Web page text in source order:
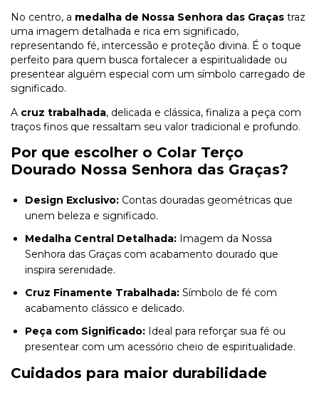
No centro, a medalha de Nossa Senhora das Graças traz
uma imagem detalhada e rica em significado,
representando fé, intercessão e proteção divina. É o toque
perfeito para quem busca fortalecer a espiritualidade ou
presentear alguém especial com um símbolo carregado de
significado.
A cruz trabalhada, delicada e clássica, finaliza a peça com
traços finos que ressaltam seu valor tradicional e profundo.
Por que escolher o Colar Terço
Dourado Nossa Senhora das Graças?
Design Exclusivo: Contas douradas geométricas que
unem beleza e significado.
Medalha Central Detalhada: Imagem da Nossa
Senhora das Graças com acabamento dourado que
inspira serenidade.
Cruz Finamente Trabalhada: Símbolo de fé com
acabamento clássico e delicado.
Peça com Significado: Ideal para reforçar sua fé ou
presentear com um acessório cheio de espiritualidade.
Cuidados para maior durabilidade